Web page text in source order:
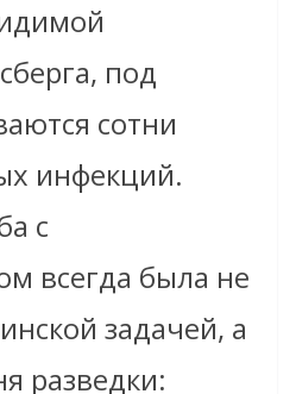
под
сотни
инфекций.
с
всегда была не
задачей, а
разведки: